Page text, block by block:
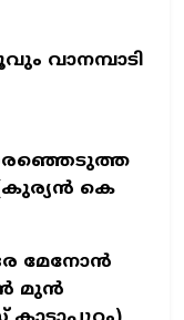
വാനമ്പാടി
(കുര്യൻ കെ
മേനോൻ
മുൻ